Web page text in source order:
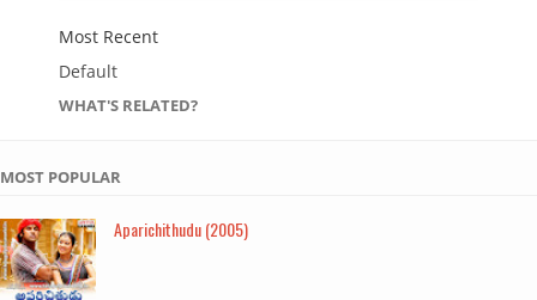
Most Recent
Default
WHAT'S RELATED?
MOST POPULAR
Aparichithudu (2005)